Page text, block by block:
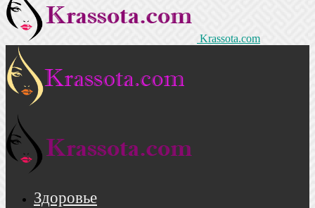
Krassota.com
Здоровье